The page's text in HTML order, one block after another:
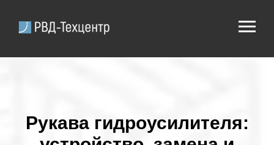
Рукава гидроусилителя: